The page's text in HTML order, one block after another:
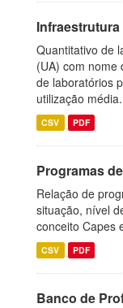
Quantitativo de
(UA) com nome
de laboratórios
utilização
CSV PDF
Programas
Relação de
situação, nível
conceito Capes
CSV PDF
Banco de